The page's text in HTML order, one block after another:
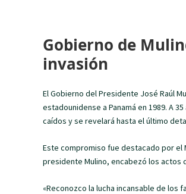
Gobierno de
invasión
El Gobierno del Presidente José Raúl
estadounidense a Panamá en 1989. A
caídos y se revelará hasta el último
Este compromiso fue destacado por el
presidente Mulino, encabezó los actos
«Reconozco la lucha incansable de los